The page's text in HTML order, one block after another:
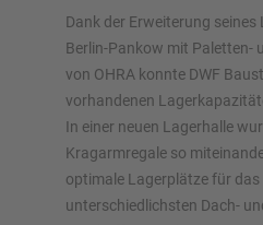
Dank der Erweiterung
Berlin-Pankow mit Paletten-
von OHRA konnte DWF
vorhandenen
In einer neuen Lagerhalle
Kragarmregale so
optimale Lagerplätze für
unterschiedlichsten Dach-
Lagersysteme im Überblick
Palettenregale
Verschieberegale
Automatische Lagersysteme